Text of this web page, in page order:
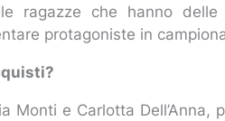
ragazze che hanno
protagoniste in
Monti e Carlotta Dell’Anna,